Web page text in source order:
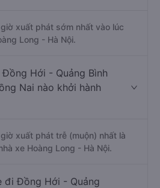
xuất phát sớm nhất vào lúc
Long - Hà Nội.
Hới - Quảng Bình
Nai nào khởi hành
xuất phát trễ (muộn) nhất là
xe Hoàng Long - Hà Nội.
đi Đồng Hới - Quảng